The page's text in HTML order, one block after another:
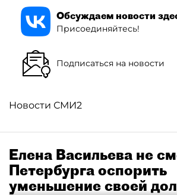
Обсуждаем новости
Присоединяйтесь!
Подписаться на новости
Новости СМИ2
Елена Васильева не
Петербурга оспорить
уменьшение своей